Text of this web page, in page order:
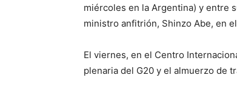
miércoles en la Argentina) y entre
ministro anfitrión, Shinzo Abe, en
El viernes, en el Centro
plenaria del G20 y el almuerzo de